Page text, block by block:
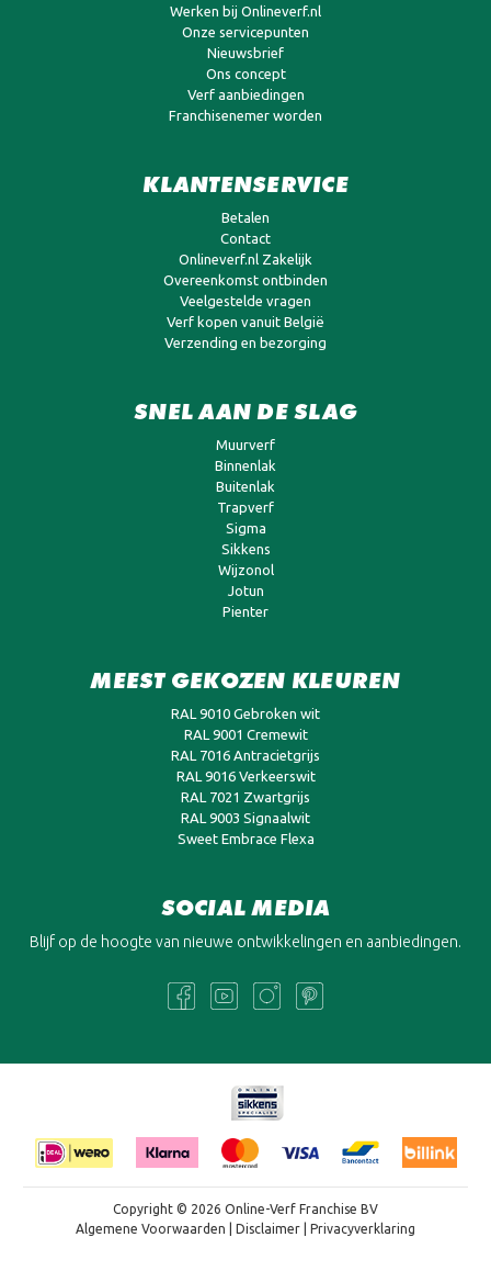
Werken bij Onlineverf.nl
Onze servicepunten
Nieuwsbrief
Ons concept
Verf aanbiedingen
Franchisenemer worden
KLANTENSERVICE
Betalen
Contact
Onlineverf.nl Zakelijk
Overeenkomst ontbinden
Veelgestelde vragen
Verf kopen vanuit België
Verzending en bezorging
SNEL AAN DE SLAG
Muurverf
Binnenlak
Buitenlak
Trapverf
Sigma
Sikkens
Wijzonol
Jotun
Pienter
MEEST GEKOZEN KLEUREN
RAL 9010 Gebroken wit
RAL 9001 Cremewit
RAL 7016 Antracietgrijs
RAL 9016 Verkeerswit
RAL 7021 Zwartgrijs
RAL 9003 Signaalwit
Sweet Embrace Flexa
SOCIAL MEDIA
Blijf op de hoogte van nieuwe ontwikkelingen en aanbiedingen.
Copyright © 2026 Online-Verf Franchise BV
Algemene Voorwaarden
Disclaimer Privacyverklaring